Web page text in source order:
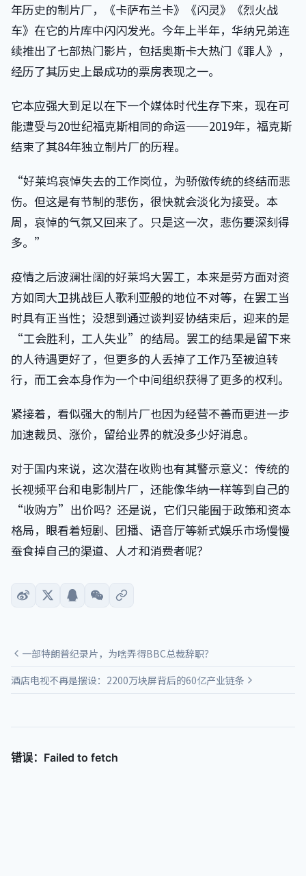
年历史的制片厂，《卡萨布兰卡》《闪灵》《烈火战
车》在它的片库中闪闪发光。今年上半年，华纳兄弟连
续推出了七部热门影片，包括奥斯卡大热门《罪人》，
经历了其历史上最成功的票房表现之一。
它本应强大到足以在下一个媒体时代生存下来，现在可
能遭受与20世纪福克斯相同的命运——2019年，福克斯
结束了其84年独立制片厂的历程。
“好莱坞哀悼失去的工作岗位，为骄傲传统的终结而悲
伤。但这是有节制的悲伤，很快就会淡化为接受。本
周，哀悼的气氛又回来了。只是这一次，悲伤要深刻得
多。”
疫情之后波澜壮阔的好莱坞大罢工，本来是劳方面对资
方如同大卫挑战巨人歌利亚般的地位不对等，在罢工当
时具有正当性；没想到通过谈判妥协结束后，迎来的是
“工会胜利，工人失业”的结局。罢工的结果是留下来
的人待遇更好了，但更多的人丢掉了工作乃至被迫转
行，而工会本身作为一个中间组织获得了更多的权利。
紧接着，看似强大的制片厂也因为经营不善而更进一步
加速裁员、涨价，留给业界的就没多少好消息。
对于国内来说，这次潜在收购也有其警示意义：传统的
长视频平台和电影制片厂，还能像华纳一样等到自己的
“收购方”出价吗？还是说，它们只能囿于政策和资本
格局，眼看着短剧、团播、语音厅等新式娱乐市场慢慢
蚕食掉自己的渠道、人才和消费者呢？
一部特朗普纪录片，为啥弄得BBC总裁辞职？
酒店电视不再是摆设：2200万块屏背后的60亿产业链条